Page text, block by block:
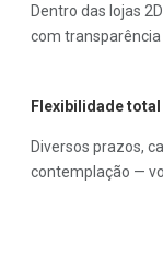
Dentro das lojas
com transparência
Flexibilidade total
Diversos prazos,
contemplação —